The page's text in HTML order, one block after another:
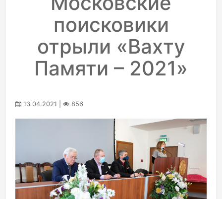
поисковики
отрыли «Вахту
Памяти – 2021»
13.04.2021 | 856